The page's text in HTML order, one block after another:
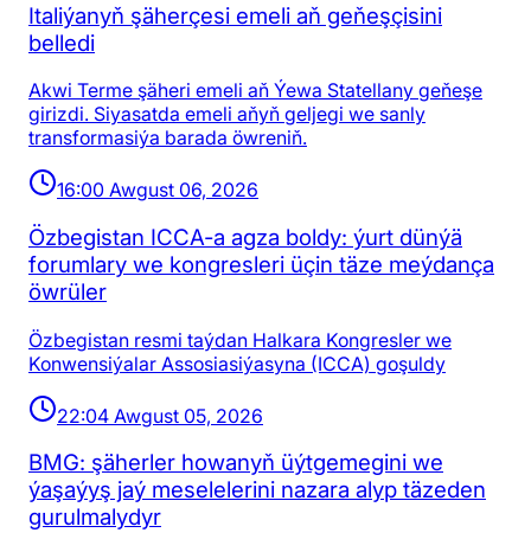
Italiýanyň şäherçesi emeli aň geňeşçisini
belledi
Akwi Terme şäheri emeli aň Ýewa Statellany geňeşe
girizdi. Siyasatda emeli aňyň geljegi we sanly
transformasiýa barada öwreniň.
16:00 Awgust 06, 2026
Özbegistan ICCA-a agza boldy: ýurt dünýä
forumlary we kongresleri üçin täze meýdança
öwrüler
Özbegistan resmi taýdan Halkara Kongresler we
Konwensiýalar Assosiasiýasyna (ICCA) goşuldy
22:04 Awgust 05, 2026
BMG: şäherler howanyň üýtgemegini we
ýaşaýyş jaý meselelerini nazara alyp täzeden
gurulmalydyr